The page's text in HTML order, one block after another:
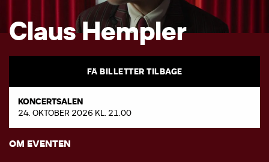
ClausHempler
FÅ BILLETTER TILBAGE
KONCERTSALEN
24. OKTOBER 2026 KL. 21.00
OM EVENTEN